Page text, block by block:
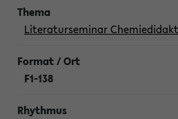
Literaturseminar
F1-138